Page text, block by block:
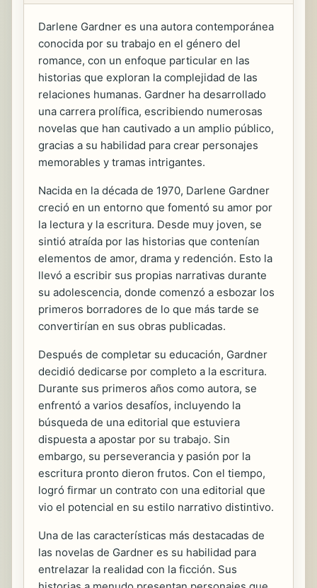
Darlene Gardner es una autora contemporánea
conocida por su trabajo en el género del
romance, con un enfoque particular en las
historias que exploran la complejidad de las
relaciones humanas. Gardner ha desarrollado
una carrera prolífica, escribiendo numerosas
novelas que han cautivado a un amplio público,
gracias a su habilidad para crear personajes
memorables y tramas intrigantes.
Nacida en la década de 1970, Darlene Gardner
creció en un entorno que fomentó su amor por
la lectura y la escritura. Desde muy joven, se
sintió atraída por las historias que contenían
elementos de amor, drama y redención. Esto la
llevó a escribir sus propias narrativas durante
su adolescencia, donde comenzó a esbozar los
primeros borradores de lo que más tarde se
convertirían en sus obras publicadas.
Después de completar su educación, Gardner
decidió dedicarse por completo a la escritura.
Durante sus primeros años como autora, se
enfrentó a varios desafíos, incluyendo la
búsqueda de una editorial que estuviera
dispuesta a apostar por su trabajo. Sin
embargo, su perseverancia y pasión por la
escritura pronto dieron frutos. Con el tiempo,
logró firmar un contrato con una editorial que
vio el potencial en su estilo narrativo distintivo.
Una de las características más destacadas de
las novelas de Gardner es su habilidad para
entrelazar la realidad con la ficción. Sus